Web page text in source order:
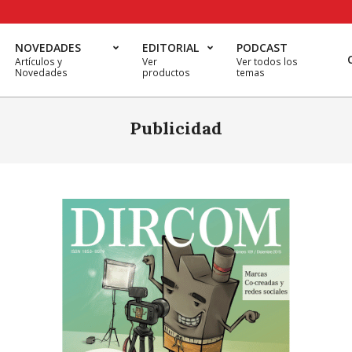
NOVEDADES
Artículos y
Novedades
EDITORIAL
Ver
productos
PODCAST
Ver todos los
temas
Publicidad